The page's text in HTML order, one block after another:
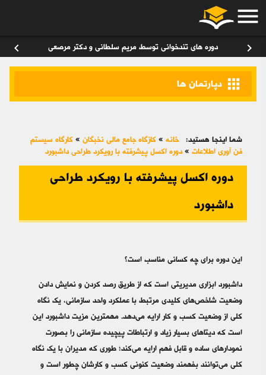
menu
chevron_right دوره های تندخوانی توسط مریم سلطانی و دکتر مرصعی chevron_left
apps دپارتمان ها
شما اینجا هستید: خانه » کازگاه جامع مالی نخبگان » کارگاه سیستم
فن آوری اطلاعات » دوره اکسل پیشرفته با رویکرد طراحی داشبورد
دوره اکسل پیشرفته با رویکرد طراحی
داشبورد
این دوره برای چه کسانی مناسب است؟
داشبورد ابزاری مدیریتی است که از طریق رصد کردن و نمایش دادن
وضعیت شاخص‌های کلیدی مرتبط با عملکرد واحد سازمانی، یک نگاه
کلی از وضعیت کسب و کار ارایه می‌دهد. مهمترین مزیت داشبورد این
است که دیتاهای بسیار زیاد و ارتباطات پیچیده سازمانی را بصورت
نمودارهای ساده و قابل فهم ارایه می‌کند؛ طوری که مدیران با یک نگاه
کلی می‌توانند بفهمند وضعیت کنونی کسب و کارشان چطور است و